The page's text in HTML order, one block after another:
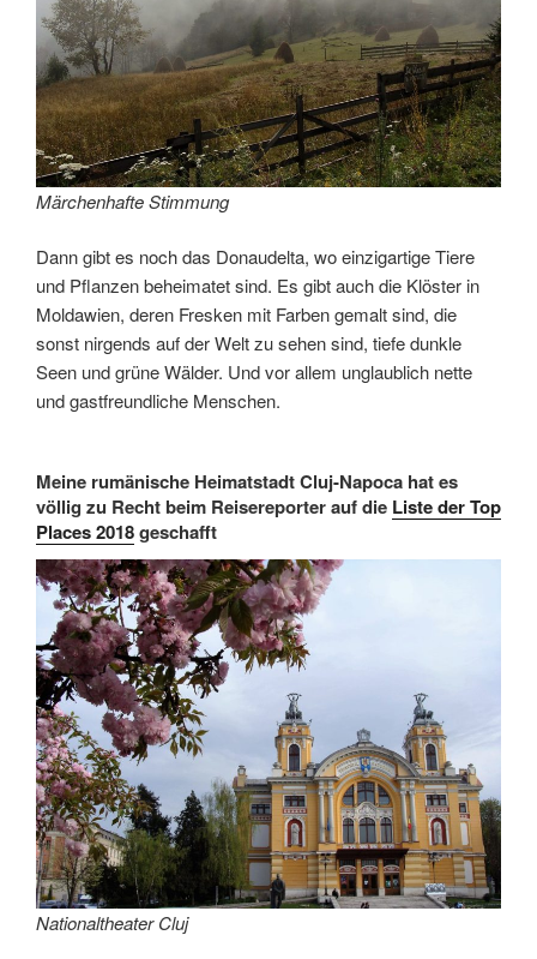
Märchenhafte Stimmung
Dann gibt es noch das Donaudelta, wo einzigartige Tiere
und Pflanzen beheimatet sind. Es gibt auch die Klöster in
Moldawien, deren Fresken mit Farben gemalt sind, die
sonst nirgends auf der Welt zu sehen sind, tiefe dunkle
Seen und grüne Wälder. Und vor allem unglaublich nette
und gastfreundliche Menschen.
Meine rumänische Heimatstadt Cluj-Napoca hat es
völlig zu Recht beim Reisereporter auf die Liste der Top
Places 2018geschafft
Nationaltheater Cluj